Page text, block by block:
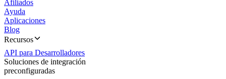
Afiliados
Ayuda
Aplicaciones
Blog
Recursos
API para Desarrolladores
Soluciones de integración
preconfiguradas